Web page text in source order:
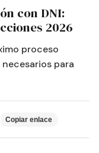
con DNI:
2026
proceso
para
Copiar enlace